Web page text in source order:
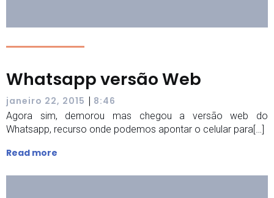
Whatsapp versão Web
janeiro 22, 2015 | 8:46
Agora sim, demorou mas chegou a versão web do
Whatsapp, recurso onde podemos apontar o celular para[…]
Read more